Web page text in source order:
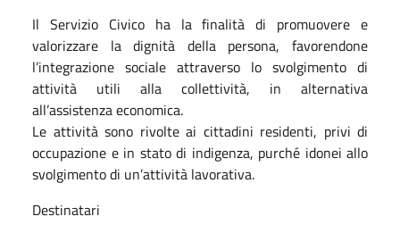
Il Servizio Civico ha la finalità di promuovere e
valorizzare la dignità della persona, favorendone
l’integrazione sociale attraverso lo svolgimento di
attività utili alla collettività, in alternativa
all’assistenza economica.
Le attività sono rivolte ai cittadini residenti, privi di
occupazione e in stato di indigenza, purché idonei allo
svolgimento di un’attività lavorativa.
Destinatari